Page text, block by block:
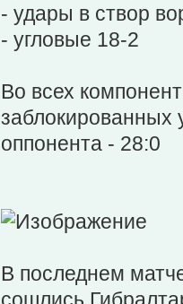
- удары в створ
- угловые 18-2
Во всех
оппонента - 28:0
В последнем
сошлись